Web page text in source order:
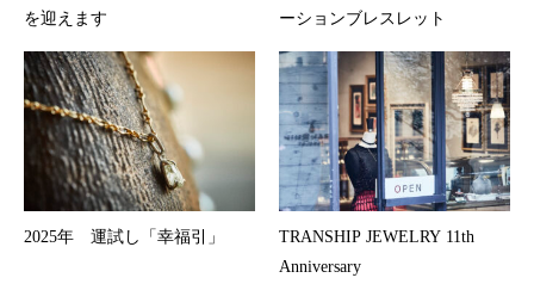
を迎えます
ーションブレスレット
2025年 運試し「幸福引」
TRANSHIP JEWELRY 11th
Anniversary